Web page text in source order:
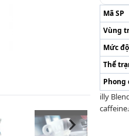
Mã SP
Vùng
Mức
Thể
Phong
illy